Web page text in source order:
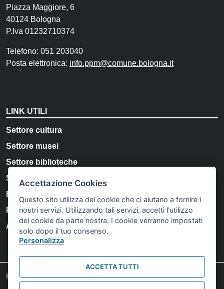
Piazza Maggiore, 6
40124 Bologna
P.Iva 01232710374
Telefono: 051 203040
Posta elettronica: info.ppm@comune.bologna.it
LINK UTILI
Settore cultura
Settore musei
Settore biblioteche
Storia e Memoria di Bologna
Bologna Welcome
Privacy Policy
Accessibilità
Footer credits
© Comune di Bologna 2023. Tutti i diritti riservati.
Accettazione Cookies
Questo sito utilizza dei cookie che ci aiutano a fornire i
nostri servizi. Utilizzando tali servizi, accetti l'utilizzo
dei cookie da parte nostra. I cookie verranno impostati
solo dopo il tuo consenso.
Personalizza
ACCETTA TUTTI